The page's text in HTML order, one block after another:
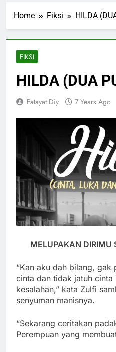
Home Fiksi HILDA
FIKSI
HILDA (DUA
Fatayat Diy 7 Years Ago
MELUPAKAN
“Kan aku dah bilang, gak
cinta dan tidak jatuh cinta
kesalahan,” kata Zulfi
senyuman manisnya.
“Sekarang ceritakan
Perempuan yang